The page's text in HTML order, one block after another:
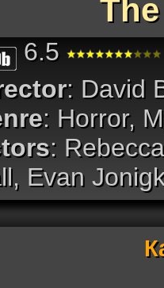
6.5
: David
: Horror,
:
Evan